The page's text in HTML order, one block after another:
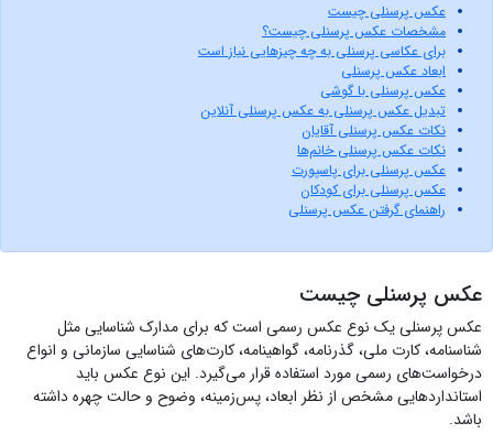
عکس پرسنلی چیست
مشخصات عکس پرسنلی چیست؟
برای عکاسی پرسنلی به چه چیزهایی نیاز است
ابعاد عکس پرسنلی
عکس پرسنلی با گوشی
تبدیل عکس پرسنلی به عکس پرسنلی آنلاین
نکات عکس پرسنلی آقایان
نکات عکس پرسنلی خانم‌ها
عکس پرسنلی برای پاسپورت
عکس پرسنلی برای کودکان
راهنمای گرفتن عکس پرسنلی
عکس پرسنلی چیست
عکس پرسنلی یک نوع عکس رسمی است که برای مدارک شناسایی مثل
شناسنامه، کارت ملی، گذرنامه، گواهینامه، کارت‌های شناسایی سازمانی و انواع
درخواست‌های رسمی مورد استفاده قرار می‌گیرد. این نوع عکس باید
استانداردهایی مشخص از نظر ابعاد، پس‌زمینه، وضوح و حالت چهره داشته
باشد.